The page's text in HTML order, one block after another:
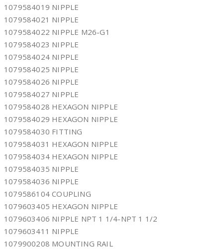
1079584019 NIPPLE
1079584021 NIPPLE
1079584022 NIPPLE M26-G1
1079584023 NIPPLE
1079584024 NIPPLE
1079584025 NIPPLE
1079584026 NIPPLE
1079584027 NIPPLE
1079584028 HEXAGON NIPPLE
1079584029 HEXAGON NIPPLE
1079584030 FITTING
1079584031 HEXAGON NIPPLE
1079584034 HEXAGON NIPPLE
1079584035 NIPPLE
1079584036 NIPPLE
1079586104 COUPLING
1079603405 HEXAGON NIPPLE
1079603406 NIPPLE NPT 1 1/4-NPT 1 1/2
1079603411 NIPPLE
1079900208 MOUNTING RAIL